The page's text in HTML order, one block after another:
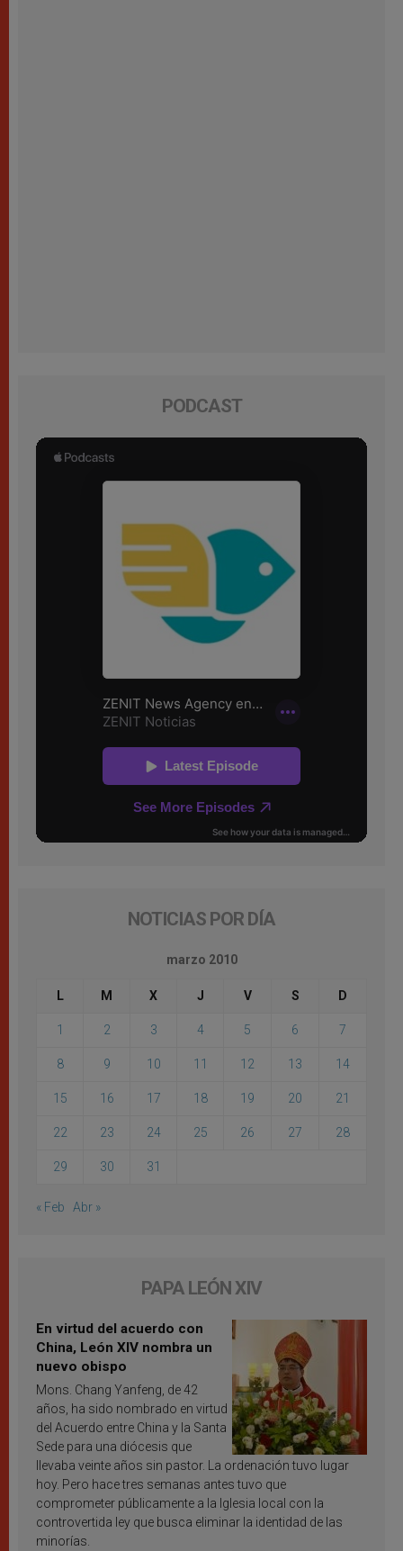
PODCAST
NOTICIAS POR DÍA
marzo 2010
L M X J V S D
1 2 3 4 5 6 7
8 9 10 11 12 13 14
15 16 17 18 19 20 21
22 23 24 25 26 27 28
29 30 31
« Feb Abr »
PAPA LEÓN XIV
En virtud del acuerdo con
China, León XIV nombra un
nuevo obispo
Mons. Chang Yanfeng, de 42
años, ha sido nombrado en virtud
del Acuerdo entre China y la Santa
Sede para una diócesis que
llevaba veinte años sin pastor. La ordenación tuvo lugar
hoy. Pero hace tres semanas antes tuvo que
comprometer públicamente a la Iglesia local con la
controvertida ley que busca eliminar la identidad de las
minorías.